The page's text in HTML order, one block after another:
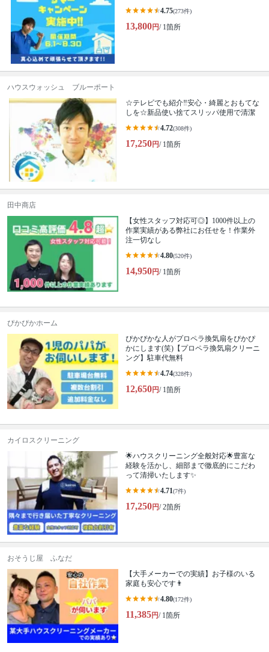
4.75(273件)
13,800円/ 1箇所
ハウスウォッシュ ブルーポート
☆テレビでも紹介‼安心・綺麗とおもてな
しを☆新品使い捨てスリッパ使用で清潔
4.72(308件)
17,250円/ 1箇所
田中商店
【女性スタッフ対応可◎】1000件以上の
作業実績がある弊社にお任せを！作業外
注一切なし
4.80(520件)
14,950円/ 1箇所
ぴかぴかホーム
ぴかぴかな人がプロペラ換気扇をぴかぴ
かにします(笑)【プロペラ換気扇クリーニ
ング】駐車代無料
4.74(328件)
12,650円/ 1箇所
カイロスクリーニング
🌟ハウスクリーニング全般対応🌟豊富な
経験を活かし、細部まで徹底的にこだわ
って清掃いたします✨
4.71(7件)
17,250円/ 2箇所
おそうじ屋 ふなだ
【大手メーカーでの実績】お子様のいる
家庭も安心です👨
4.80(172件)
11,385円/ 1箇所